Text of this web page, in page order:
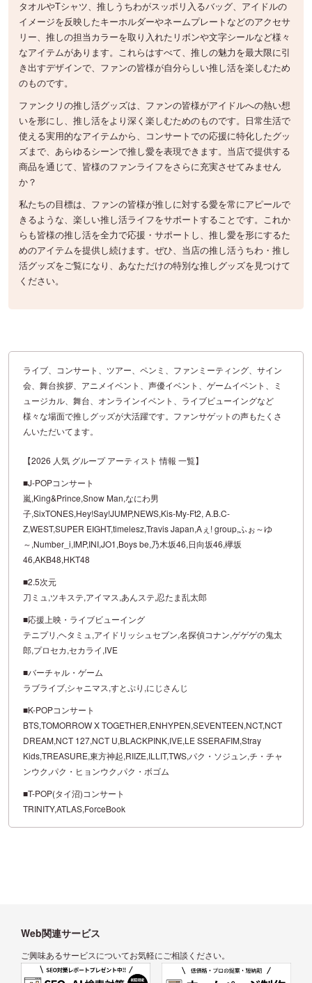
タオルやTシャツ、推しうちわがスッポリ入るバッグ、アイドルの
イメージを反映したキーホルダーやネームプレートなどのアクセサ
リー、推しの担当カラーを取り入れたリボンや文字シールなど様々
なアイテムがあります。これらはすべて、推しの魅力を最大限に引
き出すデザインで、ファンの皆様が自分らしい推し活を楽しむため
のものです。
ファンクリの推し活グッズは、ファンの皆様がアイドルへの熱い想
いを形にし、推し活をより深く楽しむためのものです。日常生活で
使える実用的なアイテムから、コンサートでの応援に特化したグッ
ズまで、あらゆるシーンで推し愛を表現できます。当店で提供する
商品を通じて、皆様のファンライフをさらに充実させてみません
か？
私たちの目標は、ファンの皆様が推しに対する愛を常にアピールで
きるような、楽しい推し活ライフをサポートすることです。これか
らも皆様の推し活を全力で応援・サポートし、推し愛を形にするた
めのアイテムを提供し続けます。ぜひ、当店の推し活うちわ・推し
活グッズをご覧になり、あなただけの特別な推しグッズを見つけて
ください。
ライブ、コンサート、ツアー、ペンミ、ファンミーティング、サイン
会、舞台挨拶、アニメイベント、声優イベント、ゲームイベント、ミ
ュージカル、舞台、オンラインイベント、ライブビューイングなど
様々な場面で推しグッズが大活躍です。ファンサゲットの声もたくさ
んいただいてます。
【2026 人気 グループ アーティスト 情報 一覧】
■J-POPコンサート
嵐,King&Prince,Snow Man,なにわ男
子,SixTONES,Hey!Say!JUMP,NEWS,Kis-My-Ft2, A.B.C-
Z,WEST,SUPER EIGHT,timelesz,Travis Japan,Aぇ! group,ふぉ～ゆ
～,Number_i,IMP,INI,JO1,Boys be,乃木坂46,日向坂46,欅坂
46,AKB48,HKT48
■2.5次元
刀ミュ,ツキステ,アイマス,あんステ,忍たま乱太郎
■応援上映・ライブビューイング
テニプリ,ヘタミュ,アイドリッシュセブン,名探偵コナン,ゲゲゲの鬼太
郎,プロセカ,セカライ,IVE
■バーチャル・ゲーム
ラブライブ,シャニマス,すとぷり,にじさんじ
■K-POPコンサート
BTS,TOMORROW X TOGETHER,ENHYPEN,SEVENTEEN,NCT,NCT
DREAM,NCT 127,NCT U,BLACKPINK,IVE,LE SSERAFIM,Stray
Kids,TREASURE,東方神起,RIIZE,ILLIT,TWS,パク・ソジュン,チ・チャ
ンウク,パク・ヒョンウク,パク・ボゴム
■T-POP(タイ沼)コンサート
TRINITY,ATLAS,ForceBook
Web関連サービス
ご興味あるサービスについてお気軽にご相談ください。